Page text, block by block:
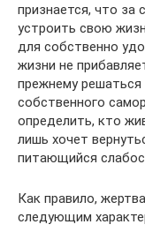
признается, что за
устроить свою
для собственно
жизни не
прежнему
собственного
определить, кто
лишь хочет
питающийся
Как правило,
следующим